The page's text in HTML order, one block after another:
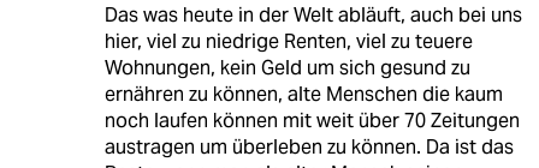
Das was heute in der Welt abläuft, auch bei uns
hier, viel zu niedrige Renten, viel zu teuere
Wohnungen, kein Geld um sich gesund zu
ernähren zu können, alte Menschen die kaum
noch laufen können mit weit über 70 Zeitungen
austragen um überleben zu können. Da ist das